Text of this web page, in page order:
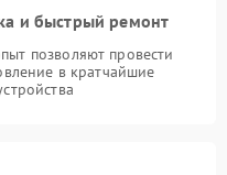
и быстрый ремонт
позволяют провести
в кратчайшие